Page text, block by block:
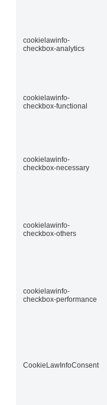
cookielawinfo-
checkbox-analytics
cookielawinfo-
checkbox-functional
cookielawinfo-
checkbox-necessary
cookielawinfo-
checkbox-others
cookielawinfo-
checkbox-performance
CookieLawInfoConsent